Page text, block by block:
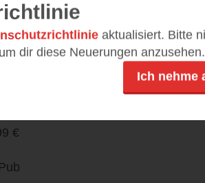
€
€
aktualisiert. Bitte
dir diese Neuerungen anzusehen.
Ich nehme